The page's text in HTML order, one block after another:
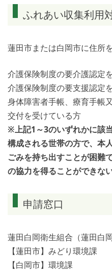
ふれあい収集利用
蓮田市または白岡市に住所
介護保険制度の要介護認定
介護保険制度の要支援認定
身体障害者手帳、療育手帳
交付を受けている方
※上記1～3のいずれかに該
構成される世帯の方で、本
ごみを持ち出すことが困難
の協力を得ることができな
申請窓口
蓮田白岡衛生組合（蓮田白
【蓮田市】みどり環境課
【白岡市】環境課